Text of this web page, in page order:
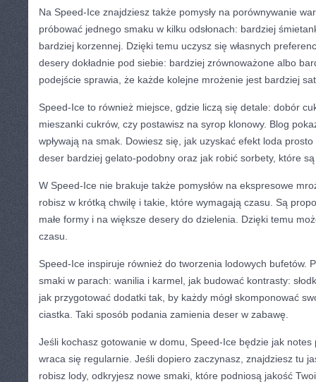
Na Speed-Ice znajdziesz także pomysły na porównywanie
próbować jednego smaku w kilku odsłonach: bardziej
bardziej korzennej. Dzięki temu uczysz się własnych
desery dokładnie pod siebie: bardziej zrównoważone albo
podejście sprawia, że każde kolejne mrożenie jest bardziej
Speed-Ice to również miejsce, gdzie liczą się detale: dobór
mieszanki cukrów, czy postawisz na syrop klonowy. Blog
wpływają na smak. Dowiesz się, jak uzyskać efekt loda
deser bardziej gelato-podobny oraz jak robić sorbety, które
W Speed-Ice nie brakuje także pomysłów na ekspresowe
robisz w krótką chwilę i takie, które wymagają czasu. Są
małe formy i na większe desery do dzielenia. Dzięki temu
czasu.
Speed-Ice inspiruje również do tworzenia lodowych bufetów.
smaki w parach: wanilia i karmel, jak budować kontrasty:
jak przygotować dodatki tak, by każdy mógł skomponować
ciastka. Taki sposób podania zamienia deser w zabawę.
Jeśli kochasz gotowanie w domu, Speed-Ice będzie jak notes
wraca się regularnie. Jeśli dopiero zaczynasz, znajdziesz tu
robisz lody, odkryjesz nowe smaki, które podniosą jakość